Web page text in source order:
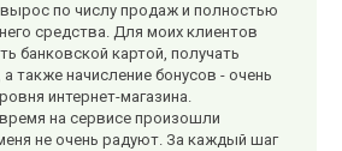
вырос по числу продаж и полностью
средства. Для моих клиентов
банковской картой, получать
также начисление бонусов - очень
интернет-магазина.
на сервисе произошли
не очень радуют. За каждый шаг